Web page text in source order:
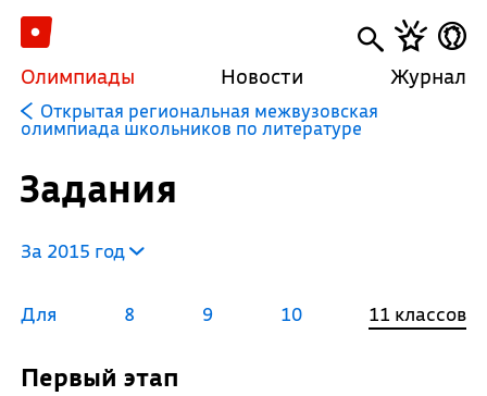
Олимпиады Новости Журнал
Открытая региональная межвузовская
олимпиада школьников по литературе
Задания
За 2015 год
Для 8 9 10 11 классов
Первый этап